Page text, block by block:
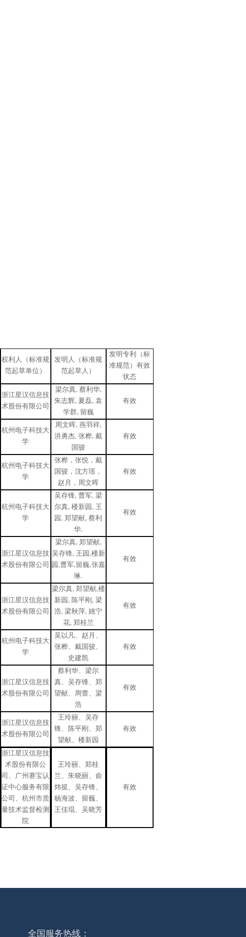
权利人（标准规
范起草单位）
发明人（标准规
范起草人）
发明专利（标
准规范）有效
状态
浙江星汉信息技
术股份有限公司
梁尔真, 蔡利华,
朱志辉, 夏磊, 袁
学群, 留巍
有效
杭州电子科技大
学
周文晖, 燕羽祥,
洪勇杰, 张桦, 戴
国骏
有效
杭州电子科技大
学
张桦，张悦，戴
国骏，沈方瑶，
赵月，周文晖
有效
杭州电子科技大
学
吴存锋, 曹军, 梁
尔真, 楼新园 , 王
园 , 郑望献, 蔡利
华.
有效
浙江星汉信息技
术股份有限公司
梁尔真, 郑望献,
吴存锋, 王园 ,楼新
园 ,曹军,留巍,张嘉
琳.
有效
浙江星汉信息技
术股份有限公司
梁尔真, 郑望献,楼
新园 , 陈平刚 , 梁
浩, 梁秋萍, 姚宁
花, 郑桂兰
有效
杭州电子科技大
学
吴以凡、赵月、
张桦、戴国骏、
史建凯
有效
浙江星汉信息技
术股份有限公司
蔡利华、梁尔
真、吴存锋、郑
望献、周蕾、梁
浩
有效
浙江星汉信息技
术股份有限公司
王玲丽、吴存
锋、陈平刚、郑
望献、楼新园
有效
浙江星汉信息技
术股份有限公
司、广州赛宝认
证中心服务有限
公司、杭州市质
量技术监督检测
院
王玲丽、郑桂
兰、朱晓丽、俞
炜挺、吴存锋、
杨海波、留巍、
王佳琨、吴晓芳
有效
全国服务热线：